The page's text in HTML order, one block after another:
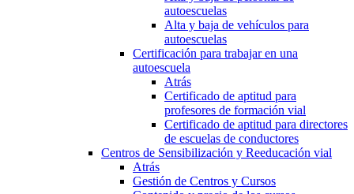
autoescuelas
Alta y baja de vehículos para
autoescuelas
Certificación para trabajar en una
autoescuela
Atrás
Certificado de aptitud para
profesores de formación vial
Certificado de aptitud para directores
de escuelas de conductores
Centros de Sensibilización y Reeducación vial
Atrás
Gestión de Centros y Cursos